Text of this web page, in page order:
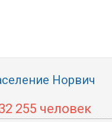
Норвич
255 человек